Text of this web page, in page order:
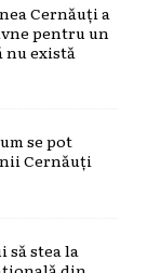
Cernăuți a
pentru un
nu există
se pot
Cernăuți
stea la